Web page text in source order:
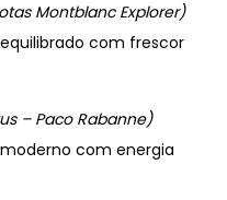
Montblanc Explorer)
com frescor
– Paco Rabanne)
com energia